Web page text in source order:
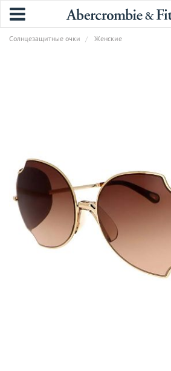
Солнцезащитные очки Женские